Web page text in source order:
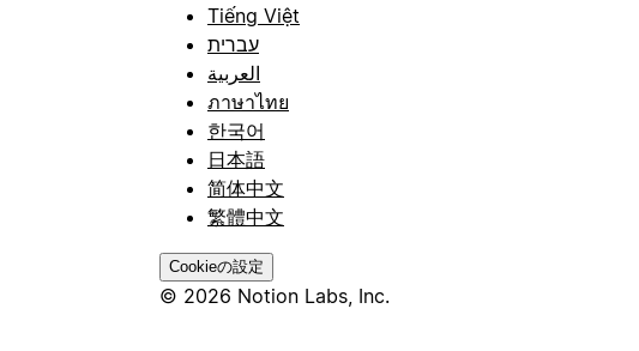
Tiếng Việt
עברית
العربية
ภาษาไทย
한국어
日本語
简体中文
繁體中文
Cookieの設定
© 2026 Notion Labs, Inc.